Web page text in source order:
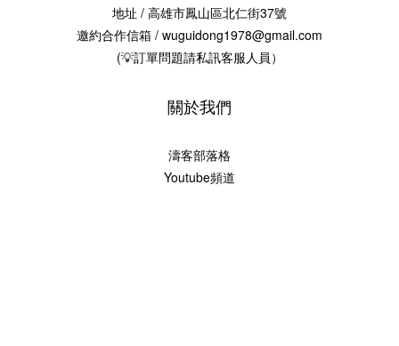
地址 / 高雄市鳳山區北仁街37號
邀約合作信箱 / wuguidong1978@gmail.com
(💡訂單問題請私訊客服人員）
關於我們
濤客部落格
Youtube頻道